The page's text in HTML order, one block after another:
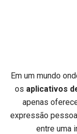
Em um mundo
os aplicativos
apenas
expressão
entre uma